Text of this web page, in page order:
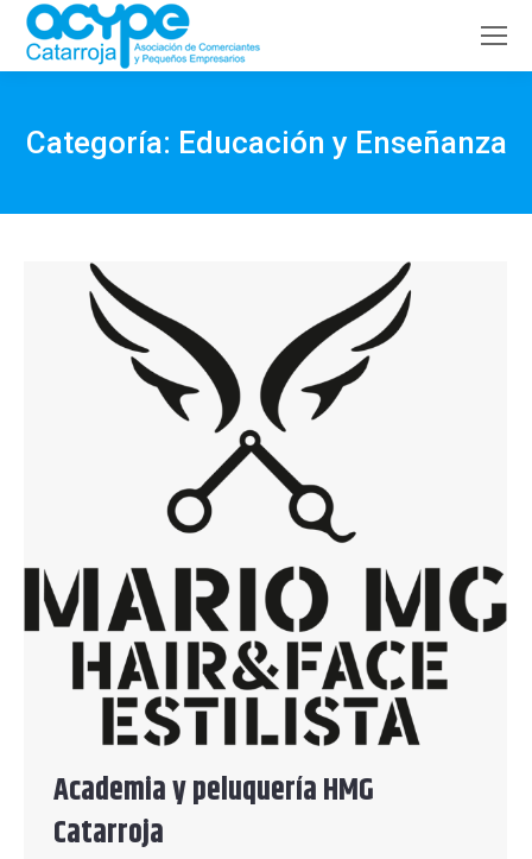
Buscar:
Categoría: Educación y Enseñanza
Academia y peluquería HMG
Catarroja